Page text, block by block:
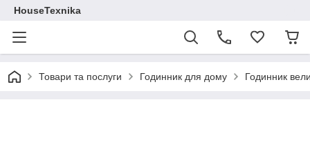
HouseTexnika
Товари та послуги Годинник для дому Годинник